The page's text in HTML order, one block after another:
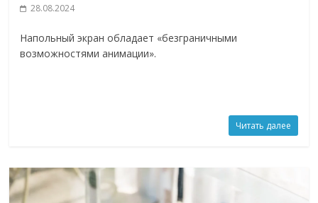
28.08.2024
Напольный экран обладает «безграничными
возможностями анимации».
Читать далее